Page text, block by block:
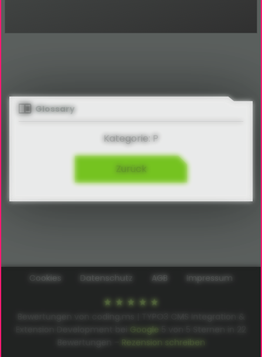
Glossary
Kategorie: P
Zurück
Cookies Datenschutz AGB Impressum
Bewertungen von coding.ms | TYPO3 CMS Integration &
Google
Bewertungen – Rezension schreiben